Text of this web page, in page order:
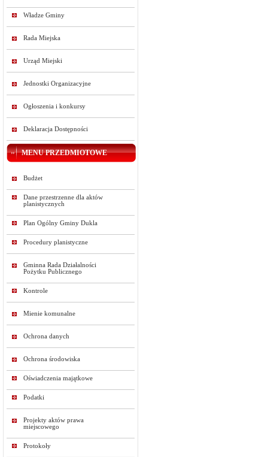
Władze Gminy
Rada Miejska
Urząd Miejski
Jednostki Organizacyjne
Ogłoszenia i konkursy
Deklaracja Dostępności
MENU PRZEDMIOTOWE
Budżet
Dane przestrzenne dla aktów
planistycznych
Plan Ogólny Gminy Dukla
Procedury planistyczne
Gminna Rada Działalności
Pożytku Publicznego
Kontrole
Mienie komunalne
Ochrona danych
Ochrona środowiska
Oświadczenia majątkowe
Podatki
Projekty aktów prawa
miejscowego
Protokoły